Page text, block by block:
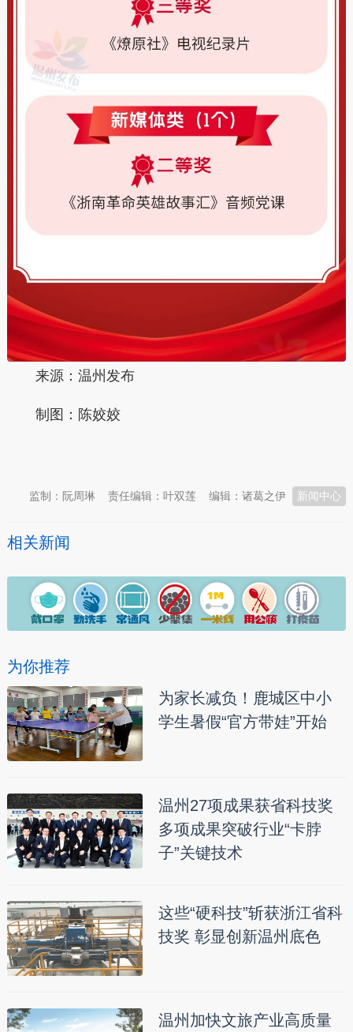
来源：温州发布
制图：陈姣姣
新闻中心
编辑：诸葛之伊
责任编辑：叶双莲
监制：阮周琳
相关新闻
为你推荐
为家长减负！鹿城区中小
学生暑假“官方带娃”开始
温州27项成果获省科技奖
多项成果突破行业“卡脖
子”关键技术
这些“硬科技”斩获浙江省科
技奖 彰显创新温州底色
温州加快文旅产业高质量